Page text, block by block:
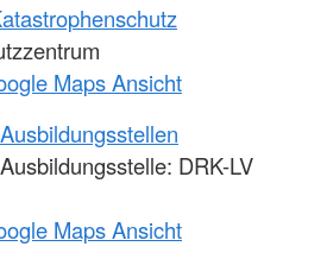
Maps Ansicht
DRK-LV
Maps Ansicht